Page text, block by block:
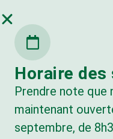
BUREAU
ADMINISTRA
TIF
Lundi au
vendredi :
8h30 à 16h30
LIEU
MENT
Lundi au
7h à
Horaire des
Prendre note que
maintenant
septembre, de